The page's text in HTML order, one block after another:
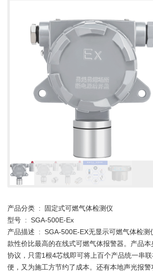
产品分类 : 固定式可燃气体检测仪
型号 : SGA-500E-Ex
产品描述 : SGA-500E-EX无显示可燃气体检测
款性价比最高的在线式可燃气体报警器。产品
协议，只需1根4芯线即可将上百个产品统一串
便，又为施工方节约了成本。还有本地声光报